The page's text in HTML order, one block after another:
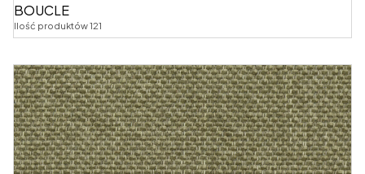
BOUCLE
Ilość produktów 121